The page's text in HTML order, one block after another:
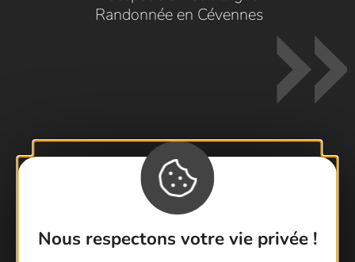
Nous respectons votre vie privée !
Randonnée en Cévennes
Contactez-nous !
Foire aux questions
Cartoguides et Topoguides